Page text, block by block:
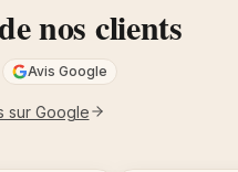
nos clients
Avis Google
sur Google